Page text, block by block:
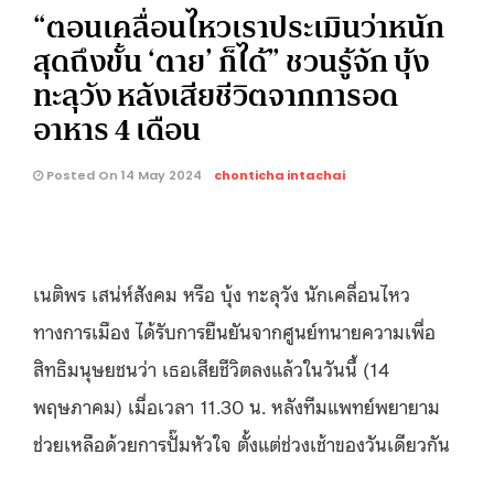
“ตอนเคลื่อนไหวเราประเมินว่าหนัก
สุดถึงขั้น ‘ตาย’ ก็ได้” ชวนรู้จัก บุ้ง
ทะลุวัง หลังเสียชีวิตจากการอด
อาหาร 4 เดือน
Posted On 14 May 2024 chonticha intachai
เนติพร เสน่ห์สังคม หรือ บุ้ง ทะลุวัง นักเคลื่อนไหว
ทางการเมือง ได้รับการยืนยันจากศูนย์ทนายความเพื่อ
สิทธิมนุษยชนว่า เธอเสียชีวิตลงแล้วในวันนี้ (14
พฤษภาคม) เมื่อเวลา 11.30 น. หลังทีมแพทย์พยายาม
ช่วยเหลือด้วยการปั๊มหัวใจ ตั้งแต่ช่วงเช้าของวันเดียวกัน